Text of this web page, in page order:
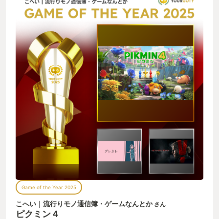
て失敗したときは便利機能である「巻き戻し機能（数分前やダ
ンジョン開始時に戻ることができる）」を使用し、繰り返し挑
戦している！ピクミンは、息子に文章を読むことと、トライ&エ
ラーを学ばせてくれた。 また、このゲームはたくさんのピク
ミンを使ってものを運んだり、原生生物を倒したりするため、
数字が非常に多く出てくる。資材があと何個必要、このアイテ
ムはピクミンが何匹いる。原生生物にピクミンが何匹食べられ
たなど、この要素を通じて、息子の足し算、引き算の能力は劇
的にアップした。 そうやってピクミンをプレイしていった息
子は、ラストダンジョンまでたどり着く。さすがに立ち回りが
難しいボスが多く、強いボスやラスボスは私が担当。エンディ
ングを迎えたとき、息子は涙していた。自分で頑張ったこと、
そしてクリアできた達成感がとても強かったのだろう。それを
見て父も涙。 クリア後もピクミン熱は収まらず、収集アイテ
ムの回収やサブクエストをやり続ける息子。2週目プレイを始め
たり、やりこみ要素である「葉っぱ仙人の挑戦状」にもチャレ
ンジ。親子で悪戦苦闘しながらクリアていたが、最終的は自分
でクリアできるようになってしまった。ラスボスも、11月によ
うやく自力で撃破した。 ピクミン4は「段取りバトル」とい
う、効率よくピクミンを扱い得点を競う対戦モードがある。は
じめは手加減しながら楽しく遊んでいたが、息子はどんどん上
達し、父はプレイさせてもらえない為どんどん差が縮まる。最
終的には本気でやっても6歳児に勝てなくなってしまい、手加減
Game of the Year 2025
こへい｜流行りモノ通信簿・ゲームなんとかさん
ピクミン４